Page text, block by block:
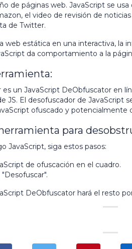
de páginas web. JavaScript se
el video de revisión de
de Twitter.
web estática en una interactiva, la
da comportamiento a la
un JavaScript DeObfuscator en
JS. El desofuscador de JavaScript
ofuscado y potencialmente
para
JavaScript, siga estos pasos:
de ofuscación en el cuadro.
DeObfuscator hará el resto